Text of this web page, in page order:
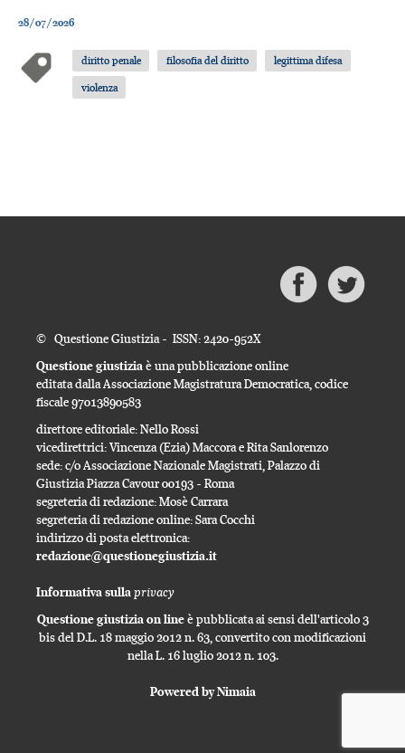
28/07/2026
diritto penale filosofia del diritto
legittima difesa
violenza
© Questione Giustizia - ISSN: 2420-952X
Questione giustiziaè una pubblicazione online
editata dalla Associazione Magistratura Democratica, codice
fiscale 97013890583
direttore editoriale: Nello Rossi
vicedirettrici: Vincenza (Ezia) Maccora e Rita Sanlorenzo
sede: c/o Associazione Nazionale Magistrati, Palazzo di
Giustizia Piazza Cavour 00193 - Roma
segreteria di redazione: Mosè Carrara
segreteria di redazione online: Sara Cocchi
indirizzo di posta elettronica:
redazione@questionegiustizia.it
Informativa sullaprivacy
Questione giustizia on lineè pubblicata ai sensi dell'articolo 3
bis del D.L. 18 maggio 2012 n. 63, convertito con modificazioni
nella L. 16 luglio 2012 n. 103.
Powered by Nimaia